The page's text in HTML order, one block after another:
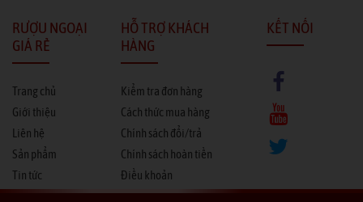
RƯỢU NGOẠI
GIÁ RẺ
Trang chủ
Giới thiệu
Liên hệ
Sản phẩm
Tin tức
HỖ TRỢ KHÁCH
HÀNG
Kiểm tra đơn hàng
Cách thức mua hàng
Chính sách đổi/trả
Chính sách hoàn tiền
Điều khoản
KẾT NỐI